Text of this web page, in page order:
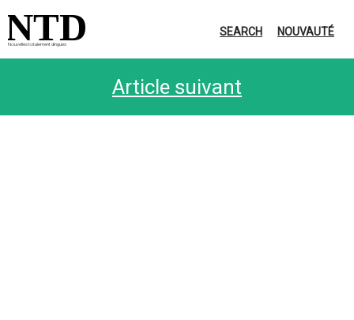
Nouvelles totalement dingues
NTD SEARCH NOUVAUTÉ
Article suivant